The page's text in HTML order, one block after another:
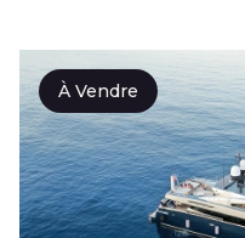
À Vendre